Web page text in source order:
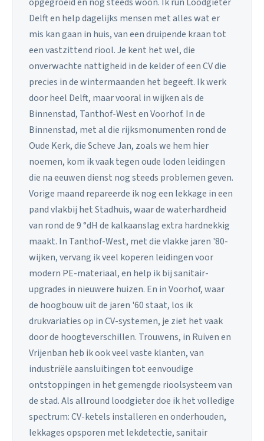
Delft en help dagelijks mensen met alles wat er
mis kan gaan in huis, van een druipende kraan tot
een vastzittend riool. Je kent het wel, die
onverwachte nattigheid in de kelder of een CV die
precies in de wintermaanden het begeeft. Ik werk
door heel Delft, maar vooral in wijken als de
Binnenstad, Tanthof-West en Voorhof. In de
Binnenstad, met al die rijksmonumenten rond de
Oude Kerk, die Scheve Jan, zoals we hem hier
noemen, kom ik vaak tegen oude loden leidingen
die na eeuwen dienst nog steeds problemen geven.
Vorige maand repareerde ik nog een lekkage in een
pand vlakbij het Stadhuis, waar de waterhardheid
van rond de 9 °dH de kalkaanslag extra hardnekkig
maakt. In Tanthof-West, met die vlakke jaren '80-
wijken, vervang ik veel koperen leidingen voor
modern PE-materiaal, en help ik bij sanitair-
upgrades in nieuwere huizen. En in Voorhof, waar
de hoogbouw uit de jaren '60 staat, los ik
drukvariaties op in CV-systemen, je ziet het vaak
door de hoogteverschillen. Trouwens, in Ruiven en
Vrijenban heb ik ook veel vaste klanten, van
industriële aansluitingen tot eenvoudige
ontstoppingen in het gemengde rioolsysteem van
de stad. Als allround loodgieter doe ik het volledige
spectrum: CV-ketels installeren en onderhouden,
lekkages opsporen met lekdetectie, sanitair